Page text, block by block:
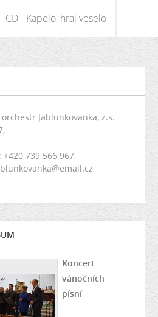
CD - Kapelo, hraj veselo
orchestr Jablunkovanka, z.s.
739 566 967
Koncert
vánočních
písní